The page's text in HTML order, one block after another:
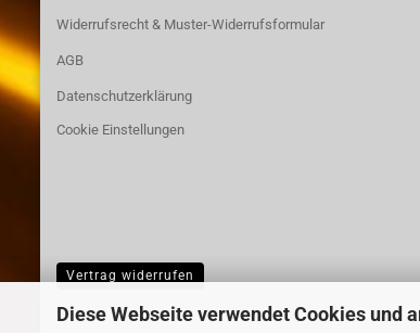
Diese Webseite verwendet Cookies und
Widerrufsrecht & Muster-Widerrufsformular
AGB
Datenschutzerklärung
Cookie Einstellungen
Vertrag widerrufen